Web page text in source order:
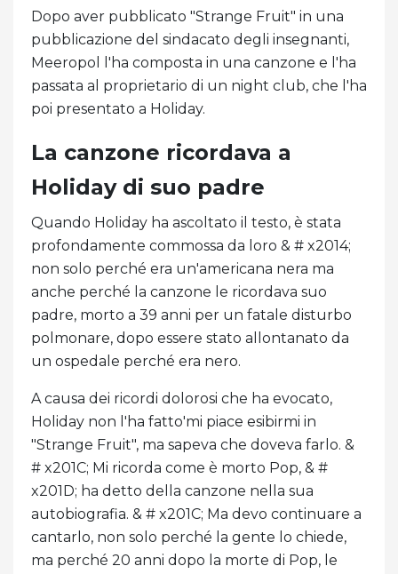
Dopo aver pubblicato "Strange Fruit" in una
pubblicazione del sindacato degli insegnanti,
Meeropol l'ha composta in una canzone e l'ha
passata al proprietario di un night club, che l'ha
poi presentato a Holiday.
La canzone ricordava a
Holiday di suo padre
Quando Holiday ha ascoltato il testo, è stata
profondamente commossa da loro & # x2014;
non solo perché era un'americana nera ma
anche perché la canzone le ricordava suo
padre, morto a 39 anni per un fatale disturbo
polmonare, dopo essere stato allontanato da
un ospedale perché era nero.
A causa dei ricordi dolorosi che ha evocato,
Holiday non l'ha fatto'mi piace esibirmi in
"Strange Fruit", ma sapeva che doveva farlo. &
# x201C; Mi ricorda come è morto Pop, & #
x201D; ha detto della canzone nella sua
autobiografia. & # x201C; Ma devo continuare a
cantarlo, non solo perché la gente lo chiede,
ma perché 20 anni dopo la morte di Pop, le